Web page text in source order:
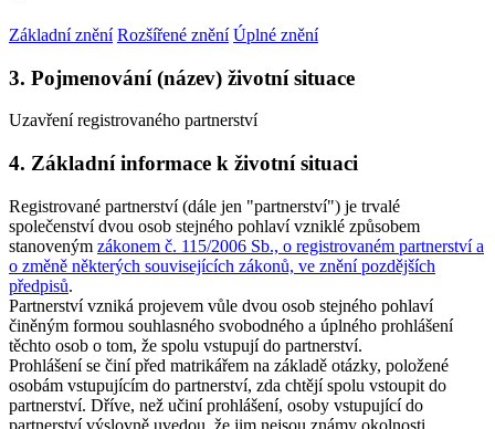
Základní znění Rozšířené znění Úplné znění
3. Pojmenování (název) životní situace
Uzavření registrovaného partnerství
4. Základní informace k životní situaci
Registrované partnerství (dále jen "partnerství") je trvalé
společenství dvou osob stejného pohlaví vzniklé způsobem
stanoveným zákonem č. 115/2006 Sb., o registrovaném partnerství a
o změně některých souvisejících zákonů, ve znění pozdějších
předpisů.
Partnerství vzniká projevem vůle dvou osob stejného pohlaví
činěným formou souhlasného svobodného a úplného prohlášení
těchto osob o tom, že spolu vstupují do partnerství.
Prohlášení se činí před matrikářem na základě otázky, položené
osobám vstupujícím do partnerství, zda chtějí spolu vstoupit do
partnerství. Dříve, než učiní prohlášení, osoby vstupující do
partnerství výslovně uvedou, že jim nejsou známy okolnosti